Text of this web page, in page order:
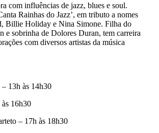
com influências de jazz, blues e soul.
Rainhas do Jazz’, em tributo a nomes
Billie Holiday e Nina Simone. Filha do
e sobrinha de Dolores Duran, tem carreira
com diversos artistas da música
13h às 14h30
16h30
– 17h às 18h30